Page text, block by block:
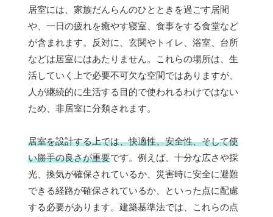
居室には、家族だんらんのひとときを過ごす居間
や、一日の疲れを癒やす寝室、食事をする食堂など
が含まれます。反対に、玄関やトイレ、浴室、台所
などは居室にはあたりません。これらの場所は、生
活していく上で必要不可欠な空間ではありますが、
人が継続的に生活する目的で使われるわけではない
ため、非居室に分類されます。
居室を設計する上では、快適性、安全性、そして使
い勝手の良さが重要です。例えば、十分な広さや採
光、換気が確保されているか、災害時に安全に避難
できる経路が確保されているか、といった点に配慮
する必要があります。建築基準法では、これらの点